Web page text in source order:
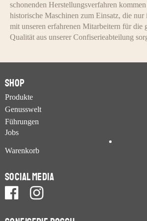
schonenden Herstellungsverfahren
historische Maschinen zum Einsatz, die nur
mit unseren erfahrenen Mitarbeitern für die
Qualität aus unserer Confiserieabteilung
Shop
Produkte
Genusswelt
Führungen
Jobs
Warenkorb
Social Media